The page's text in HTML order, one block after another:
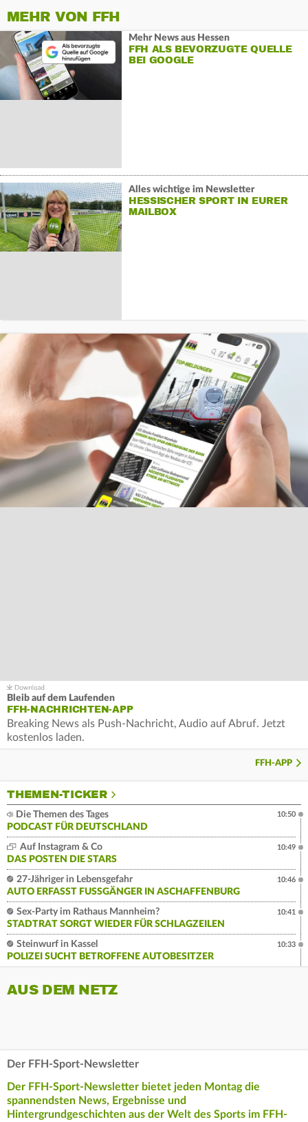
MEHR VON FFH
Mehr News aus Hessen
FFH ALS BEVORZUGTE QUELLE
BEI GOOGLE
Alles wichtige im Newsletter
HESSISCHER SPORT IN EURER
MAILBOX
Bleib auf dem Laufenden
FFH-NACHRICHTEN-APP
Breaking News als Push-Nachricht, Audio auf Abruf. Jetzt
kostenlos laden.
FFH-APP
THEMEN-TICKER
Die Themen des Tages
PODCAST FÜR DEUTSCHLAND
10:50
Auf Instagram & Co
DAS POSTEN DIE STARS
10:49
27-Jähriger in Lebensgefahr
AUTO ERFASST FUSSGÄNGER IN ASCHAFFENBURG
10:46
Sex-Party im Rathaus Mannheim?
STADTRAT SORGT WIEDER FÜR SCHLAGZEILEN
10:41
Steinwurf in Kassel
POLIZEI SUCHT BETROFFENE AUTOBESITZER
10:33
AUS DEM NETZ
Der FFH-Sport-Newsletter
Der FFH-Sport-Newsletter bietet jeden Montag die
spannendsten News, Ergebnisse und
Hintergrundgeschichten aus der Welt des Sports im FFH-